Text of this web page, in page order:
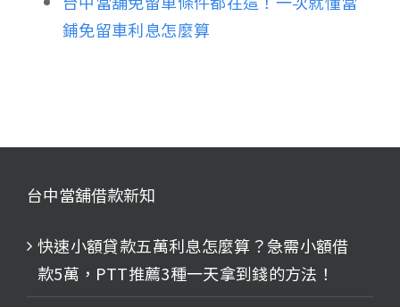
鋪免留車利息怎麼算
台中當舖借款新知
快速小額貸款五萬利息怎麼算？急需小額借
款5萬，PTT推薦3種一天拿到錢的方法！